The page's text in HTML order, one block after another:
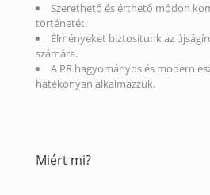
Szerethető és érthető módon
történetét.
Élményeket biztosítunk az
számára.
A PR hagyományos és modern
hatékonyan alkalmazzuk.
Miért mi?